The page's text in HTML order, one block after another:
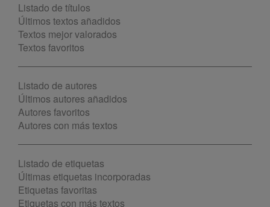
Listado de títulos
Últimos textos añadidos
Textos mejor valorados
Textos favoritos
Listado de autores
Últimos autores añadidos
Autores favoritos
Autores con más textos
Listado de etiquetas
Últimas etiquetas incorporadas
Etiquetas favoritas
Etiquetas con más textos